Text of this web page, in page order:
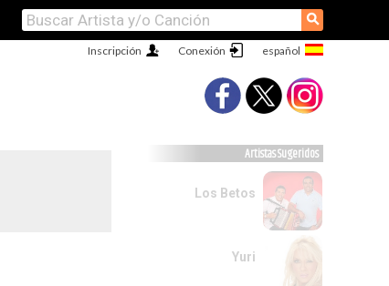
⚲
Conexión
Inscripción
Artistas Sugeridos
Los Betos
Yuri